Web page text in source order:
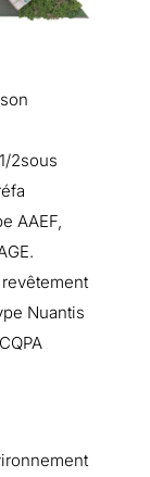
2sous
AAEF,
Nuantis